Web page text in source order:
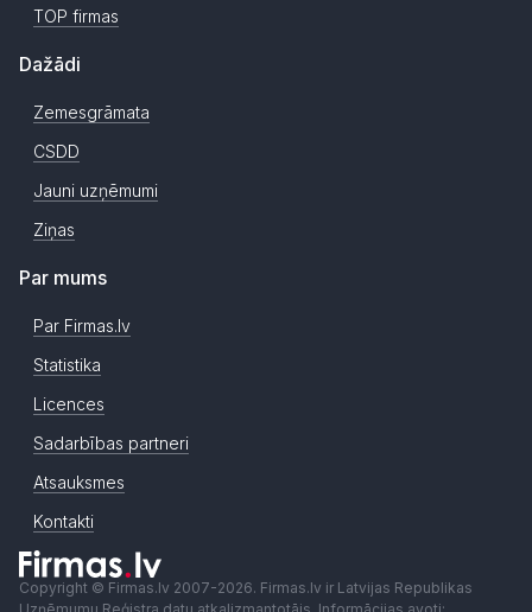
TOP firmas
Dažādi
Zemesgrāmata
CSDD
Jauni uzņēmumi
Ziņas
Par mums
Par Firmas.lv
Statistika
Licences
Sadarbības partneri
Atsauksmes
Kontakti
Copyright © Firmas.lv 2007-2026. Firmas.lv ir Latvijas Republikas